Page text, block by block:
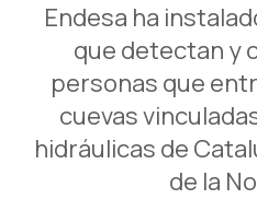
Endesa ha
que detectan y
personas que
cuevas
hidráulicas de
de la